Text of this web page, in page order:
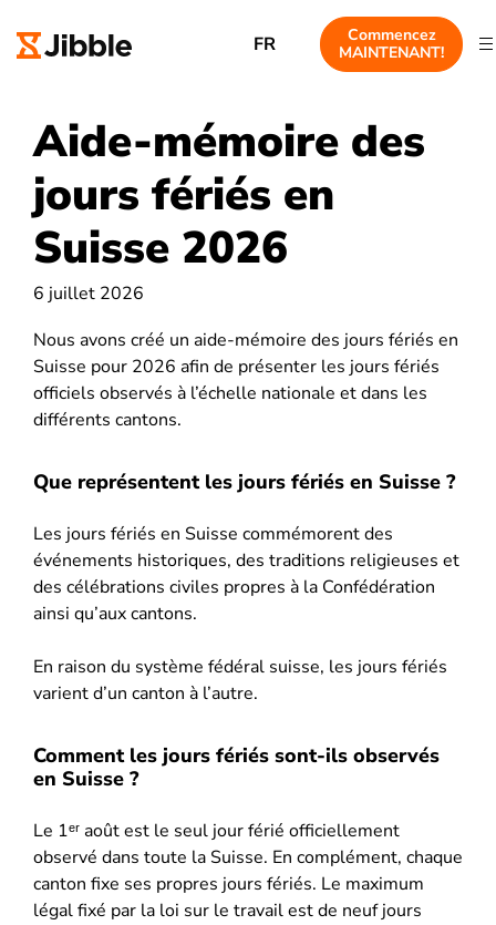
FR
Commencez
MAINTENANT!
Aide-mémoire des
jours fériés en
Suisse 2026
6 juillet 2026
Nous avons créé un aide-mémoire des jours fériés en
Suisse pour 2026 afin de présenter les jours fériés
officiels observés à l’échelle nationale et dans les
différents cantons.
Que représentent les jours fériés en Suisse ?
Les jours fériés en Suisse commémorent des
événements historiques, des traditions religieuses et
des célébrations civiles propres à la Confédération
ainsi qu’aux cantons.
En raison du système fédéral suisse, les jours fériés
varient d’un canton à l’autre.
Comment les jours fériés sont-ils observés
en Suisse ?
Le 1ᵉʳ août est le seul jour férié officiellement
observé dans toute la Suisse. En complément, chaque
canton fixe ses propres jours fériés. Le maximum
légal fixé par la loi sur le travail est de neuf jours